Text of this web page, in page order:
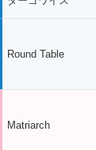
Round Table
Matriarch